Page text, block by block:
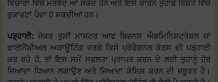
ਵਿਚਾਰਾਂ ਵਿੱਚ ਮਤਭੇਦ ਆ ਸਕਦੇ ਹਨ ਅਤੇ ਇਸੇ ਕਾਰਨ ਤੁਹਾਡੇ ਰਿਸ਼ਤੇ ਵਿੱਚ
ਰੁਕਾਵਟਾਂ ਪੈਦਾ ਹੋ ਸਕਦੀਆਂ ਹਨ।
ਪੜ੍ਹਾਈ:ਜੇਕਰ ਤੁਸੀਂ ਮਾਸਟਰ ਆਫ ਬਿਜ਼ਨਸ ਐਡਮਿਨਿਸਟ੍ਰੇਸ਼ਨ ਜਾਂ
ਫਾਈਨੈਂਸ਼ੀਅਲ ਅਕਾਊਂਟਿੰਗ ਵਰਗੇ ਕਿਸੇ ਪ੍ਰੋਫੈਸ਼ਨਲ ਕੋਰਸ ਦੀ ਪੜ੍ਹਾਈ
ਕਰ ਰਹੇ ਹੋ, ਤਾਂ ਇਸ ਸਮੇਂ ਸਫਲਤਾ ਪ੍ਰਾਪਤ ਕਰਨ ਦੇ ਲਈ ਤੁਹਾਨੂੰ ਹੋਰ
ਜ਼ਿਆਦਾ ਧਿਆਨ ਲਗਾਉਣ ਅਤੇ ਜ਼ਿਆਦਾ ਕੋਸ਼ਿਸ਼ ਕਰਨ ਦੀ ਜ਼ਰੂਰਤ ਹੈ।